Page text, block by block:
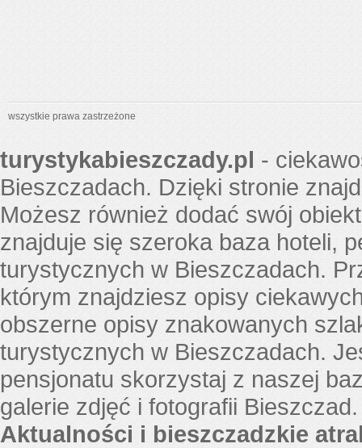
wszystkie prawa zastrzeżone
turystykabieszczady.pl -
Bieszczadach. Dzięki stronie
Możesz również dodać swój
znajduje się szeroka baza hoteli,
turystycznych w Bieszczadach.
którym znajdziesz opisy
obszerne opisy znakowanych
turystycznych w Bieszczadach.
pensjonatu skorzystaj z naszej
galerie zdjęć i fotografii Bieszczad.
Aktualności i bieszczadzkie